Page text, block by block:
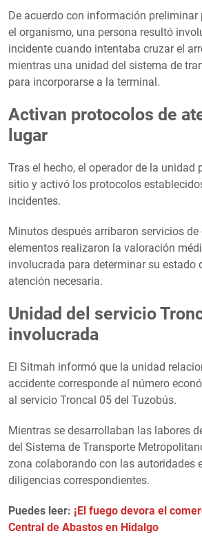
De acuerdo con información
el organismo, una persona resultó
incidente cuando intentaba cruzar el
mientras una unidad del sistema de
para incorporarse a la terminal.
Activan protocolos de
lugar
Tras el hecho, el operador de la unidad
sitio y activó los protocolos
incidentes.
Minutos después arribaron servicios de
elementos realizaron la valoración
involucrada para determinar su estado
atención necesaria.
Unidad del servicio
involucrada
El Sitmah informó que la unidad
accidente corresponde al número
al servicio Troncal 05 del Tuzobús.
Mientras se desarrollaban las labores
del Sistema de Transporte
zona colaborando con las autoridades
diligencias correspondientes.
Puedes leer: ¡El fuego devora el
Central de Abastos en Hidalgo